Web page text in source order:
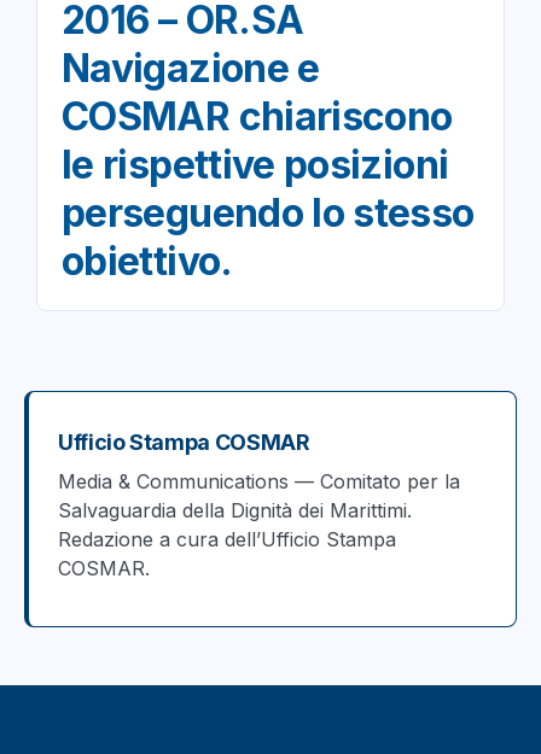
2016 – OR.SA
Navigazione e
COSMAR chiariscono
le rispettive posizioni
perseguendo lo stesso
obiettivo.
Ufficio Stampa COSMAR
Media & Communications — Comitato per la
Salvaguardia della Dignità dei Marittimi.
Redazione a cura dell’Ufficio Stampa
COSMAR.